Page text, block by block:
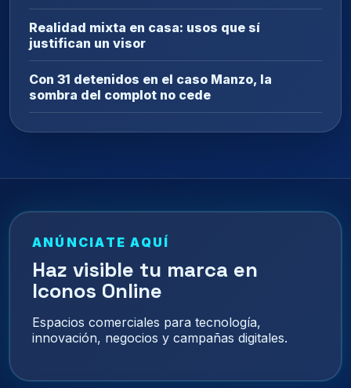
Realidad mixta en casa: usos que sí
justifican un visor
Con 31 detenidos en el caso Manzo, la
sombra del complot no cede
ANÚNCIATE AQUÍ
Haz visible tu marca en
Iconos Online
Espacios comerciales para tecnología,
innovación, negocios y campañas digitales.